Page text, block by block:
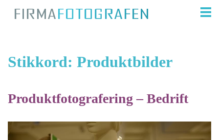
Stikkord: Produktbilder
Produktfotografering – Bedrift